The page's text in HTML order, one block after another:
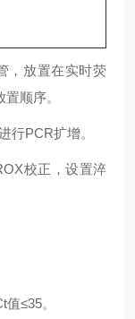
，放置在实时荧
顺序。
行PCR扩增。
校正，设置淬
≤35。